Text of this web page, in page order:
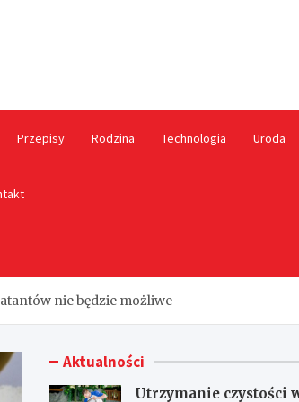
Przepisy Rodzina Technologia Uroda
nie będzie możliwe
Aktualności
Utrzymanie czystości